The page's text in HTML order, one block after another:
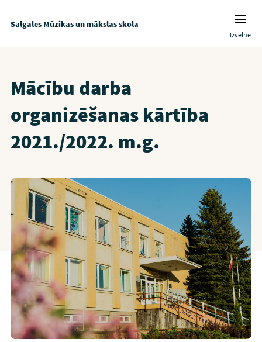
Salgales Mūzikas un mākslas skola
Izvēlne
Mācību darba
organizēšanas kārtība
2021./2022. m.g.